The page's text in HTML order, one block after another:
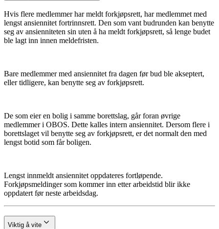
Hvis flere medlemmer har meldt forkjøpsrett, har medlemmet med
lengst ansiennitet fortrinnsrett. Den som vant budrunden kan benytte
seg av ansienniteten sin uten å ha meldt forkjøpsrett, så lenge budet
ble lagt inn innen meldefristen.
Bare medlemmer med ansiennitet fra dagen før bud ble akseptert,
eller tidligere, kan benytte seg av forkjøpsrett.
De som eier en bolig i samme borettslag, går foran øvrige
medlemmer i OBOS. Dette kalles intern ansiennitet. Dersom flere i
borettslaget vil benytte seg av forkjøpsrett, er det normalt den med
lengst botid som får boligen.
Lengst innmeldt ansiennitet oppdateres fortløpende.
Forkjøpsmeldinger som kommer inn etter arbeidstid blir ikke
oppdatert før neste arbeidsdag.
Viktig å vite